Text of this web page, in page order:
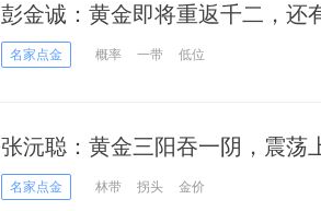
彭金诚：黄金即将重返千二，还
名家点金 概率 一带 低位
张沅聪：黄金三阳吞一阴，震荡
名家点金 林带 拐头 金价